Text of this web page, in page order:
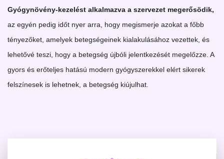
Gyógynövény-kezelést alkalmazva a szervezet megerősödik,
az egyén pedig időt nyer arra, hogy megismerje azokat a főbb
tényezőket, amelyek betegségeinek kialakulásához vezettek, és
lehetővé teszi, hogy a betegség újbóli jelentkezését megelőzze. A
gyors és erőteljes hatású modern gyógyszerekkel elért sikerek
felszínesek is lehetnek, a betegség kiújulhat.